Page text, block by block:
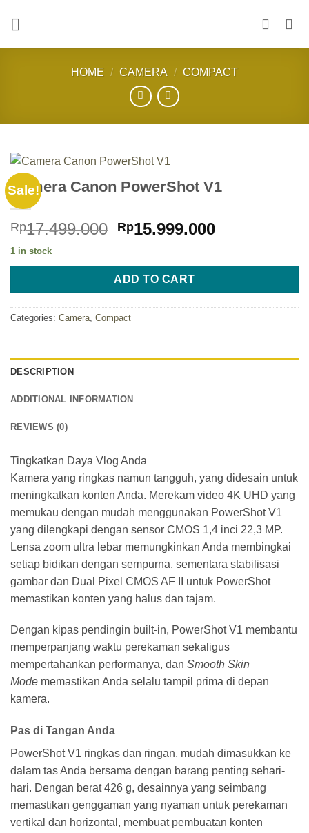
HOME / CAMERA / COMPACT
Sale!
Camera Canon PowerShot V1
Rp17.499.000 Original
was:
Rp17.499.000.
Rp15.999.000Current
is:
1 in stock
ADD TO CART
Categories: Camera Compact
DESCRIPTION
ADDITIONAL INFORMATION
REVIEWS (0)
Tingkatkan Daya Vlog Anda
Kamera yang ringkas namun tangguh, yang didesain untuk
meningkatkan konten Anda. Merekam video 4K UHD yang
memukau dengan mudah menggunakan PowerShot V1
yang dilengkapi dengan sensor CMOS 1,4 inci 22,3 MP.
Lensa zoom ultra lebar memungkinkan Anda membingkai
setiap bidikan dengan sempurna, sementara stabilisasi
gambar dan Dual Pixel CMOS AF II untuk PowerShot
memastikan konten yang halus dan tajam.
Dengan kipas pendingin built-in, PowerShot V1 membantu
memperpanjang waktu perekaman sekaligus
mempertahankan performanya, dan Smooth Skin
Mode memastikan Anda selalu tampil prima di depan
kamera.
Pas di Tangan Anda
PowerShot V1 ringkas dan ringan, mudah dimasukkan ke
dalam tas Anda bersama dengan barang penting sehari-
hari. Dengan berat 426 g, desainnya yang seimbang
memastikan genggaman yang nyaman untuk perekaman
vertikal dan horizontal, membuat pembuatan konten